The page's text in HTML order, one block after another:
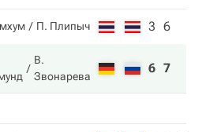
П. Плипыч 3 6
В.
Звонарева
6 7